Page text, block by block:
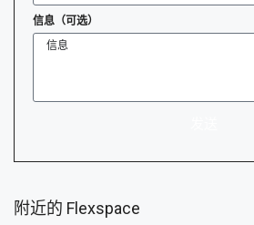
信息（可选）
附近的 Flexspace